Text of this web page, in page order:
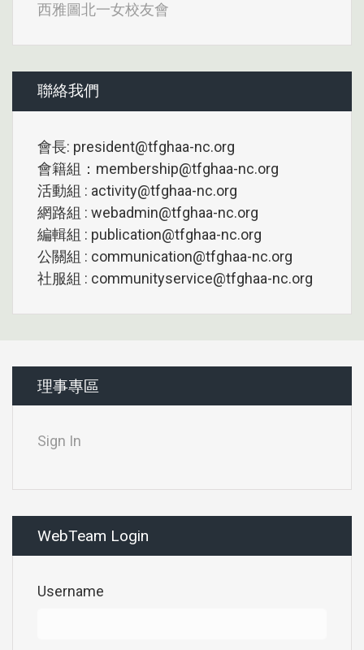
西雅圖北一女校友會
聯絡我們
會長: president@tfghaa-nc.org
會籍組：membership@tfghaa-nc.org
活動組 : activity@tfghaa-nc.org
網路組 : webadmin@tfghaa-nc.org
編輯組 : publication@tfghaa-nc.org
公關組 : communication@tfghaa-nc.org
社服組 : communityservice@tfghaa-nc.org
理事專區
Sign In
WebTeam Login
Username